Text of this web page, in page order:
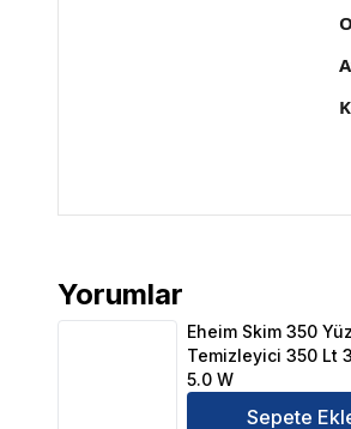
Yorumlar
Eheim Skim 350 Yüzey
Eheim Skim 350
Temizleyici 350 Lt
5.0 W
Sepete